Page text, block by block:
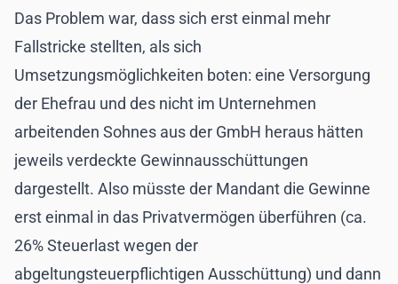
Das Problem war, dass sich erst einmal mehr
Fallstricke stellten, als sich
Umsetzungsmöglichkeiten boten: eine Versorgung
der Ehefrau und des nicht im Unternehmen
arbeitenden Sohnes aus der GmbH heraus hätten
jeweils verdeckte Gewinnausschüttungen
dargestellt. Also müsste der Mandant die Gewinne
erst einmal in das Privatvermögen überführen (ca.
26% Steuerlast wegen der
abgeltungsteuerpflichtigen Ausschüttung) und dann